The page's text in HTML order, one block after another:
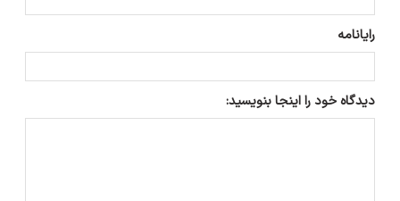
رایانامه
دیدگاه خود را اینجا بنویسید: